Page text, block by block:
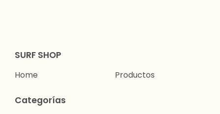
SURF SHOP
Home Productos
Categorías